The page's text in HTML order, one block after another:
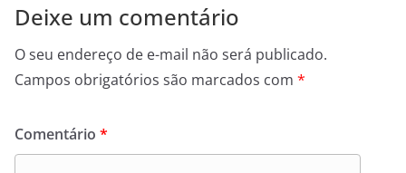
Deixe um comentário
O seu endereço de e-mail não será publicado.
Campos obrigatórios são marcados com *
Comentário *